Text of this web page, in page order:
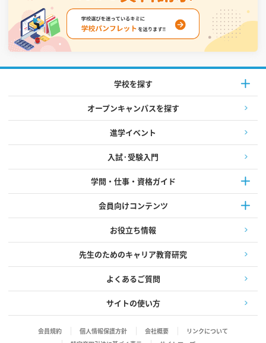
学校を探す
オープンキャンパスを探す
進学イベント
入試·受験入門
学問・仕事・資格ガイド
会員向けコンテンツ
お役立ち情報
先生のためのキャリア教育研究
よくあるご質問
サイトの使い方
会員規約 個人情報保護方針 会社概要
リンクについて